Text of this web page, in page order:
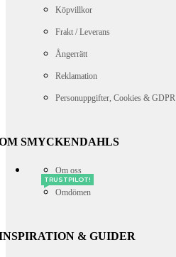
Köpvillkor
Frakt / Leverans
Ångerrätt
Reklamation
Personuppgifter, Cookies & GDPR
SMYCKENDAHLS
Om oss
Omdömen
TRUSTPILOT!
& GUIDER